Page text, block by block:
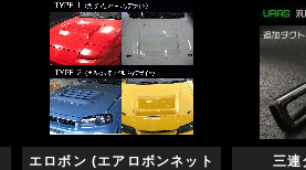
エロボン (エアロボンネット
三連